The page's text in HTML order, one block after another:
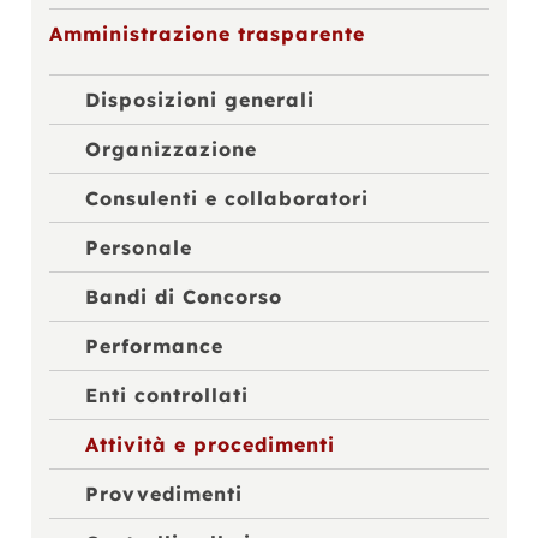
Amministrazione trasparente
Disposizioni generali
Organizzazione
Consulenti e collaboratori
Personale
Bandi di Concorso
Performance
Enti controllati
Attività e procedimenti
Provvedimenti